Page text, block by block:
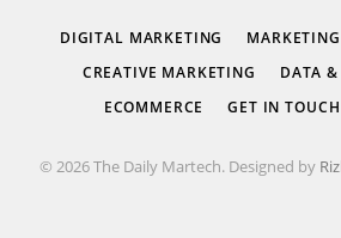
DIGITAL MARKETING
CREATIVE MARKETING
DATA
ECOMMERCE
GET IN TOUCH
© 2026 The Daily Martech. Designed by